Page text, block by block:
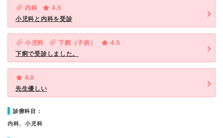
内科
4.5
小児科と内科を受診
小児科 下痢（子供）
4.5
下痢で受診しました。
4.0
先生優しい
診療科目：
内科、小児科